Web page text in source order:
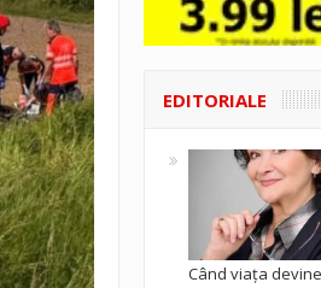
EDITORIALE
Când viața